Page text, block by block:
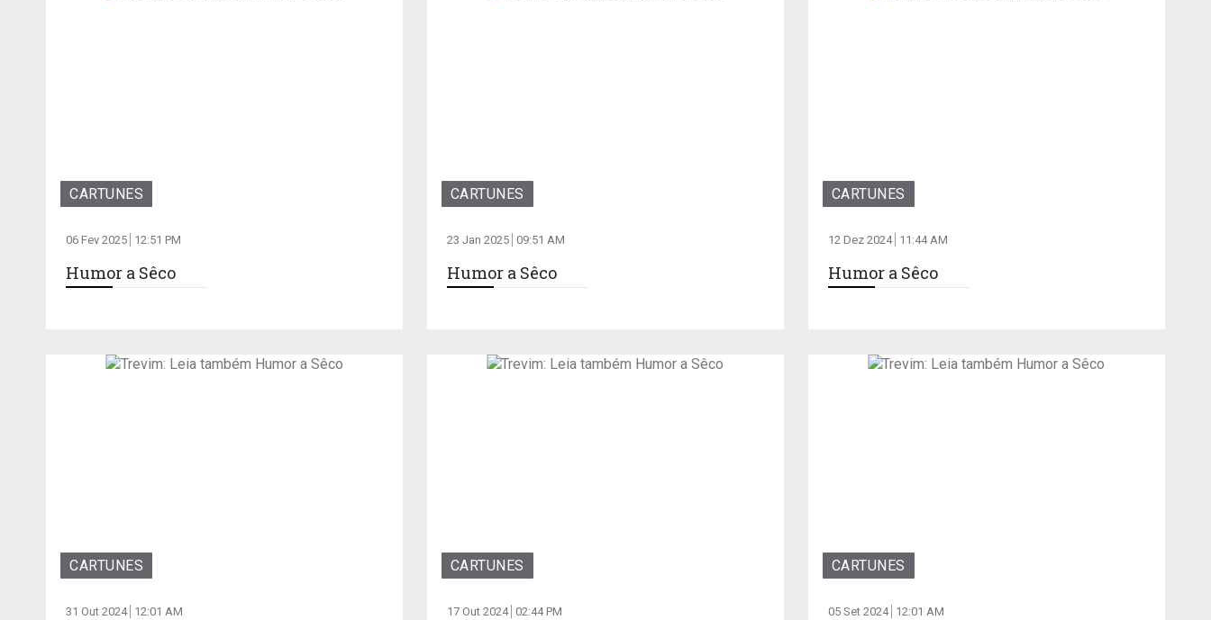
CARTUNES
06 Fev 2025 12:51 PM
Humor a Sêco
CARTUNES
23 Jan 2025 09:51 AM
Humor a Sêco
CARTUNES
12 Dez 2024 11:44 AM
Humor a Sêco
CARTUNES
31 Out 2024 12:01 AM
CARTUNES
17 Out 2024 02:44 PM
CARTUNES
05 Set 2024 12:01 AM